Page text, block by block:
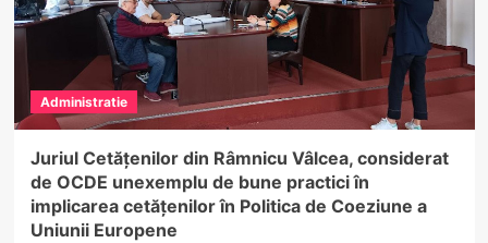
Administratie
Juriul Cetățenilor din Râmnicu Vâlcea, considerat
de OCDE unexemplu de bune practici în
implicarea cetățenilor în Politica de Coeziune a
Uniunii Europene